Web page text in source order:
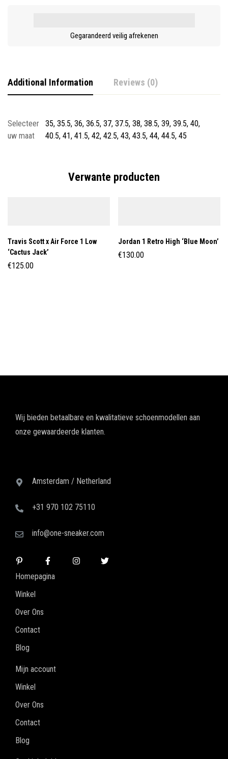
Gegarandeerd veilig afrekenen
Additional Information Reviews (0)
Selecteer
uw maat
35, 35.5, 36, 36.5, 37, 37.5, 38, 38.5, 39, 39.5, 40,
40.5, 41, 41.5, 42, 42.5, 43, 43.5, 44, 44.5, 45
Verwante producten
Travis Scott x Air Force 1 Low
‘Cactus Jack’
€125.00
Jordan 1 Retro High ‘Blue Moon’
€130.00
Wij bieden betaalbare en kwalitatieve schoenmodellen aan
onze gewaardeerde klanten.
Amsterdam / Netherland
+31 970 102 75110
info@one-sneaker.com
Homepagina
Winkel
Over Ons
Contact
Blog
Mijn account
Winkel
Over Ons
Contact
Blog